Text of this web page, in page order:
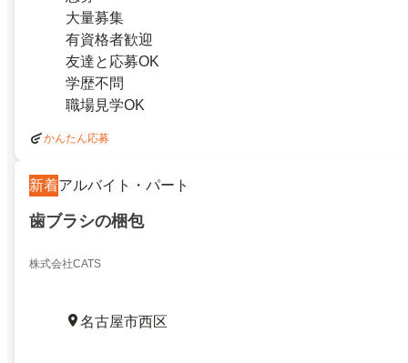
大量募集
有資格者歓迎
友達と応募OK
学歴不問
職場見学OK
かんたん応募
新着アルバイト・パート
歯ブラシの梱包
株式会社CATS
名古屋市西区